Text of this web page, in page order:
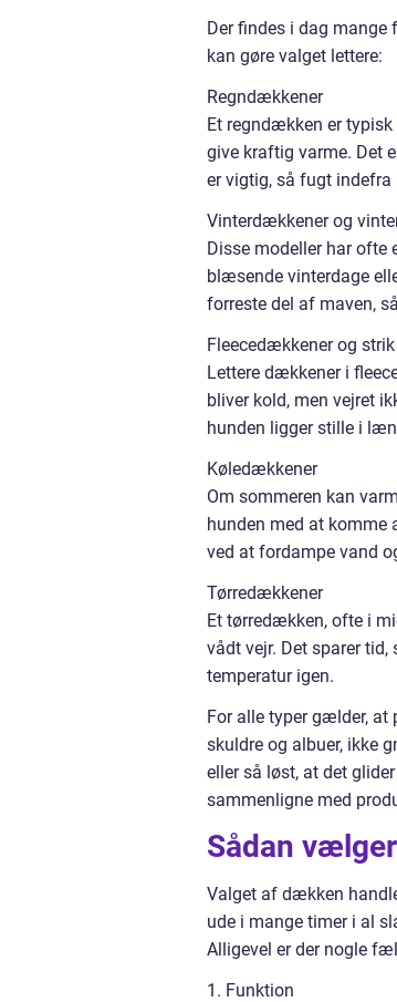
Der findes i dag mange
kan gøre valget lettere:
Regndækkener
Et regndækken er
give kraftig varme. Det
er vigtig, så fugt
Vinterdækkener og
Disse modeller har ofte
blæsende vinterdage
forreste del af maven,
Fleecedækkener og strik
Lettere dækkener i
bliver kold, men vejret
hunden ligger stille i
Køledækkener
Om sommeren kan
hunden med at komme
ved at fordampe vand
Tørredækkener
Et tørredækken, ofte i
vådt vejr. Det sparer
temperatur igen.
For alle typer gælder,
skuldre og albuer, ikke
eller så løst, at det
sammenligne med
Sådan
Valget af dækken
ude i mange timer i al
Alligevel er der nogle
1. Funktion